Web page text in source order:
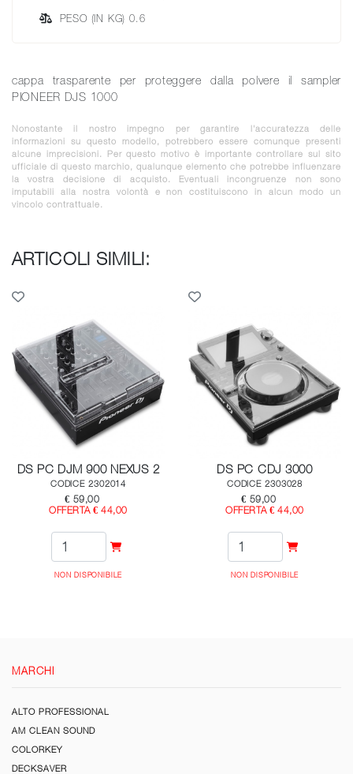
PESO (IN KG) 0.6
cappa trasparente per proteggere dalla polvere il sampler
PIONEER DJS 1000
Nonostante il nostro impegno per garantire l'accuratezza delle
informazioni su questo modello, potrebbero essere comunque presenti
alcune imprecisioni. Per questo motivo è importante controllare sul sito
ufficiale di questo marchio, qualunque elemento che potrebbe influenzare
la vostra decisione di acquisto. Eventuali incongruenze non sono
imputabili alla nostra volontà e non costituiscono in alcun modo un
vincolo contrattuale.
ARTICOLI SIMILI:
DS PC DJM 900 NEXUS 2
CODICE 2302014
€ 59,00
OFFERTA € 44,00
NON DISPONIBILE
DS PC CDJ 3000
CODICE 2303028
€ 59,00
OFFERTA € 44,00
NON DISPONIBILE
MARCHI
ALTO PROFESSIONAL
AM CLEAN SOUND
COLORKEY
DECKSAVER